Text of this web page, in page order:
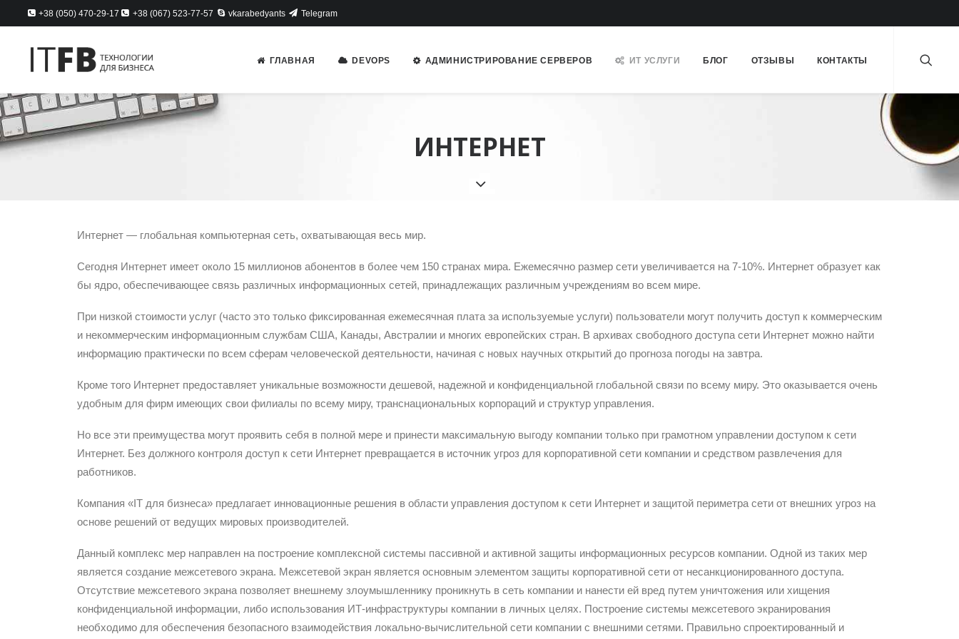
+38 (050) 470-29-17 +38 (067) 523-77-57 vkarabedyants Telegram
ГЛАВНАЯ DEVOPS АДМИНИСТРИРОВАНИЕ СЕРВЕРОВ ИТ УСЛУГИ БЛОГ ОТЗЫВЫ КОНТАКТЫ
ИНТЕРНЕТ
Интернет — глобальная компьютерная сеть, охватывающая весь мир.
Сегодня Интернет имеет около 15 миллионов абонентов в более чем 150 странах мира. Ежемесячно размер сети увеличивается на 7-10%. Интернет образует как
бы ядро, обеспечивающее связь различных информационных сетей, принадлежащих различным учреждениям во всем мире.
При низкой стоимости услуг (часто это только фиксированная ежемесячная плата за используемые услуги) пользователи могут получить доступ к коммерческим
и некоммерческим информационным службам США, Канады, Австралии и многих европейских стран. В архивах свободного доступа сети Интернет можно найти
информацию практически по всем сферам человеческой деятельности, начиная с новых научных открытий до прогноза погоды на завтра.
Кроме того Интернет предоставляет уникальные возможности дешевой, надежной и конфиденциальной глобальной связи по всему миру. Это оказывается очень
удобным для фирм имеющих свои филиалы по всему миру, транснациональных корпораций и структур управления.
Но все эти преимущества могут проявить себя в полной мере и принести максимальную выгоду компании только при грамотном управлении доступом к сети
Интернет. Без должного контроля доступ к сети Интернет превращается в источник угроз для корпоративной сети компании и средством развлечения для
работников.
Компания «IT для бизнеса» предлагает инновационные решения в области управления доступом к сети Интернет и защитой периметра сети от внешних угроз на
основе решений от ведущих мировых производителей.
Данный комплекс мер направлен на построение комплексной системы пассивной и активной защиты информационных ресурсов компании. Одной из таких мер
является создание межсетевого экрана. Межсетевой экран является основным элементом защиты корпоративной сети от несанкционированного доступа.
Отсутствие межсетевого экрана позволяет внешнему злоумышленнику проникнуть в сеть компании и нанести ей вред путем уничтожения или хищения
конфиденциальной информации, либо использования ИТ-инфраструктуры компании в личных целях. Построение системы межсетевого экранирования
необходимо для обеспечения безопасного взаимодействия локально-вычислительной сети компании с внешними сетями. Правильно спроектированный и